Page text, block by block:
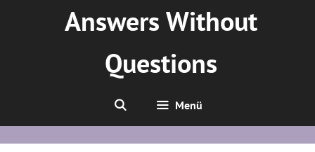
Answers Without
Questions
Menü